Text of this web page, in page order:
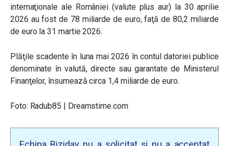
internaţionale ale României (valute plus aur) la 30 aprilie
2026 au fost de 78 miliarde de euro, faţă de 80,2 miliarde
de euro la 31 martie 2026.
Plăţile scadente în luna mai 2026 în contul datoriei publice
denominate în valută, directe sau garantate de Ministerul
Finanţelor, însumează circa 1,4 miliarde de euro.
Foto: Radub85 | Dreamstime.com